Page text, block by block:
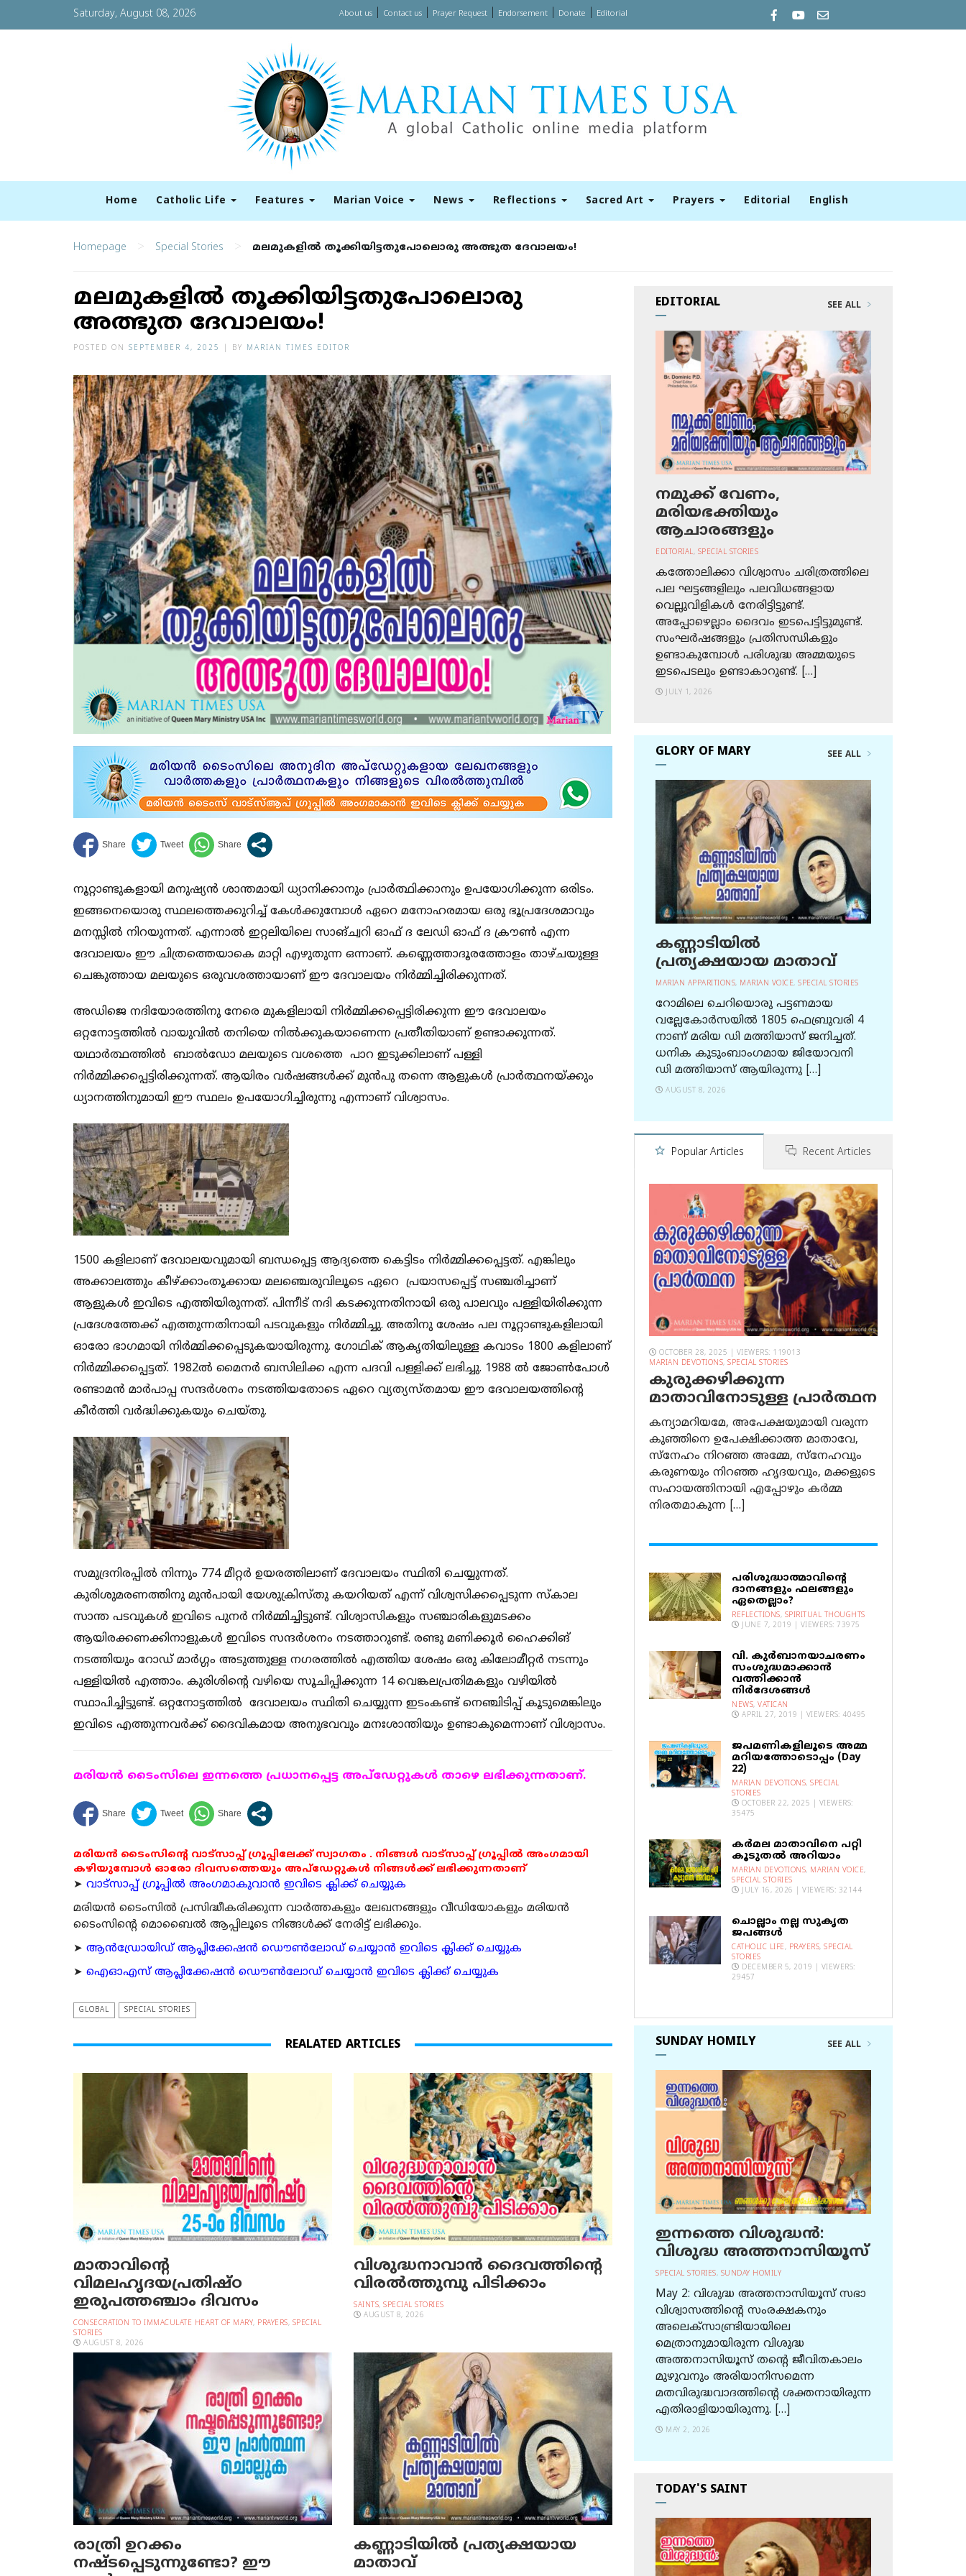
Saturday, August 08, 2026 About us| Contact us| Prayer Request| Endorsement| Donate Editorial
Home Catholic Life Features Marian Voice News Reflections Sacred Art Prayers Editorial English
Homepage > Special Stories > മലമുകളില്‍ തൂക്കിയിട്ടതുപോലൊരു അത്ഭുത ദേവാലയം!
മലമുകളില്‍ തൂക്കിയിട്ടതുപോലൊരു
അത്ഭുത ദേവാലയം!
POSTED ON SEPTEMBER 4, 2025 BY MARIAN TIMES EDITOR
നൂറ്റാണ്ടുകളായി മനുഷ്യൻ ശാന്തമായി ധ്യാനിക്കാനും പ്രാർത്ഥിക്കാനും ഉപയോഗിക്കുന്ന ഒരിടം.
ഇങ്ങനെയൊരു സ്ഥലത്തെക്കുറിച്ച് കേൾക്കുമ്പോൾ ഏറെ മനോഹരമായ ഒരു ഭൂപ്രദേശമാവും
മനസ്സിൽ നിറയുന്നത്. എന്നാൽ ഇറ്റലിയിലെ സാങ്ച്വറി ഓഫ് ദ ലേഡി ഓഫ് ദ ക്രൗൺ എന്ന
ദേവാലയം ഈ ചിത്രത്തെയാകെ മാറ്റി എഴുതുന്ന ഒന്നാണ്. കണ്ണെത്താദൂരത്തോളം താഴ്ചയുള്ള
ചെങ്കുത്തായ മലയുടെ ഒരുവശത്തായാണ് ഈ ദേവാലയം നിർമ്മിച്ചിരിക്കുന്നത്.
അഡിജെ നദിയോരത്തിനു നേരെ മുകളിലായി നിർമ്മിക്കപ്പെട്ടിരിക്കുന്ന ഈ ദേവാലയം
ഒറ്റനോട്ടത്തിൽ വായുവിൽ തനിയെ നിൽക്കുകയാണെന്ന പ്രതീതിയാണ് ഉണ്ടാക്കുന്നത്.
യഥാർത്ഥത്തിൽ ബാൽഡോ മലയുടെ വശത്തെ പാറ ഇടുക്കിലാണ് പള്ളി
നിർമ്മിക്കപ്പെട്ടിരിക്കുന്നത്. ആയിരം വർഷങ്ങൾക്ക് മുൻപു തന്നെ ആളുകൾ പ്രാർത്ഥനയ്ക്കും
ധ്യാനത്തിനുമായി ഈ സ്ഥലം ഉപയോഗിച്ചിരുന്നു എന്നാണ് വിശ്വാസം.
1500 കളിലാണ് ദേവാലയവുമായി ബന്ധപ്പെട്ട ആദ്യത്തെ കെട്ടിടം നിർമ്മിക്കപ്പെട്ടത്. എങ്കിലും
അക്കാലത്തും കീഴ്ക്കാംതൂക്കായ മലഞ്ചെരുവിലൂടെ ഏറെ പ്രയാസപ്പെട്ട് സഞ്ചരിച്ചാണ്
ആളുകൾ ഇവിടെ എത്തിയിരുന്നത്. പിന്നീട് നദി കടക്കുന്നതിനായി ഒരു പാലവും പള്ളിയിരിക്കുന്ന
പ്രദേശത്തേക്ക് എത്തുന്നതിനായി പടവുകളും നിർമ്മിച്ചു. അതിനു ശേഷം പല നൂറ്റാണ്ടുകളിലായി
ഓരോ ഭാഗമായി നിർമ്മിക്കപ്പെടുകയായിരുന്നു. ഗോഥിക് ആകൃതിയിലുള്ള കവാടം 1800 കളിലാണ്
നിർമ്മിക്കപ്പെട്ടത്. 1982ൽ മൈനർ ബസിലിക്ക എന്ന പദവി പള്ളിക്ക് ലഭിച്ചു. 1988 ൽ ജോൺപോൾ
രണ്ടാമൻ മാർപാപ്പ സന്ദർശനം നടത്തിയതോടെ ഏറെ വ്യത്യസ്തമായ ഈ ദേവാലയത്തിന്റെ
കീർത്തി വർദ്ധിക്കുകയും ചെയ്തു.
സമുദ്രനിരപ്പിൽ നിന്നും 774 മീറ്റർ ഉയരത്തിലാണ് ദേവാലയം സ്ഥിതി ചെയ്യുന്നത്.
കുരിശുമരണത്തിനു മുൻപായി യേശുക്രിസ്തു കയറിയത് എന്ന് വിശ്വസിക്കപ്പെടുന്ന സ്കാല
സാന്ത പടവുകൾ ഇവിടെ പുനർ നിർമ്മിച്ചിട്ടുണ്ട്. വിശ്വാസികളും സഞ്ചാരികളുമടക്കം
ആയിരക്കണക്കിനാളുകൾ ഇവിടെ സന്ദർശനം നടത്താറുണ്ട്. രണ്ടു മണിക്കൂർ ഹൈക്കിങ്
നടത്തിയും റോഡ് മാർഗ്ഗം അടുത്തുള്ള നഗരത്തിൽ എത്തിയ ശേഷം ഒരു കിലോമീറ്റർ നടന്നും
പള്ളിയിൽ എത്താം. കുരിശിന്റെ വഴിയെ സൂചിപ്പിക്കുന്ന 14 വെങ്കലപ്രതിമകളും വഴിയിൽ
സ്ഥാപിച്ചിട്ടുണ്ട്. ഒറ്റനോട്ടത്തിൽ ദേവാലയം സ്ഥിതി ചെയ്യുന്ന ഇടംകണ്ട് നെഞ്ചിടിപ്പ് കൂടുമെങ്കിലും
ഇവിടെ എത്തുന്നവർക്ക് ദൈവികമായ അനുഭവവും മനഃശാന്തിയും ഉണ്ടാകുമെന്നാണ് വിശ്വാസം.
മരിയന്‍ ടൈംസിലെ ഇന്നത്തെ പ്രധാനപ്പെട്ട അപ്ഡേറ്റുകള്‍ താഴെ ലഭിക്കുന്നതാണ്.
മരിയൻ ടൈംസിന്റെ വാട്സാപ്പ് ഗ്രൂപ്പിലേക്ക് സ്വാഗതം . നിങ്ങൾ വാട്സാപ്പ് ഗ്രൂപ്പിൽ അംഗമായി
കഴിയുമ്പോൾ ഓരോ ദിവസത്തെയും അപ്ഡേറ്റുകൾ നിങ്ങൾക്ക് ലഭിക്കുന്നതാണ്
➤ വാട്സാപ്പ് ഗ്രൂപ്പിൽ അംഗമാകുവാൻ ഇവിടെ ക്ലിക്ക് ചെയ്യുക
മരിയന്‍ ടൈംസില്‍ പ്രസിദ്ധീകരിക്കുന്ന വാര്‍ത്തകളും ലേഖനങ്ങളും വീഡിയോകളും മരിയന്‍
ടൈംസിന്റെ മൊബൈല്‍ ആപ്പിലൂടെ നിങ്ങള്‍ക്ക് നേരിട്ട് ലഭിക്കും.
➤ ആന്‍ഡ്രോയിഡ് ആപ്ലിക്കേഷന്‍ ഡൌണ്‍ലോഡ് ചെയ്യാന്‍ ഇവിടെ ക്ലിക്ക് ചെയ്യുക
➤ ഐഓഎസ് ആപ്ലിക്കേഷന്‍ ഡൌണ്‍ലോഡ് ചെയ്യാന്‍ ഇവിടെ ക്ലിക്ക് ചെയ്യുക
GLOBAL SPECIAL STORIES
REALATED ARTICLES
മാതാവിന്റെ
വിമലഹൃദയപ്രതിഷ്ഠ
ഇരുപത്തഞ്ചാം ദിവസം
CONSECRATION TO IMMACULATE HEART OF MARY, PRAYERS, SPECIAL
STORIES
AUGUST 8, 2026
വിശുദ്ധനാവാന്‍ ദൈവത്തിന്റെ
വിരല്‍ത്തുമ്പു പിടിക്കാം
SAINTS, SPECIAL STORIES
AUGUST 8, 2026
രാത്രി ഉറക്കം
നഷ്ടപ്പെടുന്നുണ്ടോ? ഈ
കണ്ണാടിയില്‍ പ്രത്യക്ഷയായ
മാതാവ്
EDITORIAL SEE ALL
നമുക്ക് വേണം,
മരിയഭക്തിയും
ആചാരങ്ങളും
EDITORIAL, SPECIAL STORIES
കത്തോലിക്കാ വിശ്വാസം ചരിത്രത്തിലെ
പല ഘട്ടങ്ങളിലും പലവിധങ്ങളായ
വെല്ലുവിളികള്‍ നേരിട്ടിട്ടുണ്ട്.
അപ്പോഴെല്ലാം ദൈവം ഇടപെട്ടിട്ടുമുണ്ട്.
സംഘര്‍ഷങ്ങളും പ്രതിസന്ധികളും
ഉണ്ടാകുമ്പോള്‍ പരിശുദ്ധ അമ്മയുടെ
ഇടപെടലും ഉണ്ടാകാറുണ്ട്. […]
JULY 1, 2026
GLORY OF MARY SEE ALL
കണ്ണാടിയില്‍
പ്രത്യക്ഷയായ മാതാവ്
MARIAN APPARITIONS, MARIAN VOICE, SPECIAL STORIES
റോമിലെ ചെറിയൊരു പട്ടണമായ
വല്ലേകോര്‍സയില്‍ 1805 ഫെബ്രുവരി 4
നാണ് മരിയ ഡി മത്തിയാസ് ജനിച്ചത്.
ധനിക കുടുംബാംഗമായ ജിയോവനി
ഡി മത്തിയാസ് ആയിരുന്നു […]
AUGUST 8, 2026
Popular Articles Recent Articles
OCTOBER 28, 2025 | VIEWERS: 119013
MARIAN DEVOTIONS, SPECIAL STORIES
കുരുക്കഴിക്കുന്ന
മാതാവിനോടുള്ള പ്രാര്‍ത്ഥന
കന്യാമറിയമേ, അപേക്ഷയുമായി വരുന്ന
കുഞ്ഞിനെ ഉപേക്ഷിക്കാത്ത മാതാവേ,
സ്നേഹം നിറഞ്ഞ അമ്മേ, സ്നേഹവും
കരുണയും നിറഞ്ഞ ഹൃദയവും, മക്കളുടെ
സഹായത്തിനായി എപ്പോഴും കർമ്മ
നിരതമാകുന്ന […]
പരിശുദ്ധാത്മാവിന്റെ
ദാനങ്ങളും ഫലങ്ങളും
ഏതെല്ലാം?
REFLECTIONS, SPIRITUAL THOUGHTS
JUNE 7, 2019 | VIEWERS: 73975
വി. കുര്‍ബാനയാചരണം
സംശുദ്ധമാക്കാന്‍
വത്തിക്കാന്‍
നിര്‍ദേശങ്ങള്‍
NEWS, VATICAN
APRIL 27, 2019 | VIEWERS: 40495
ജപമണികളിലൂടെ അമ്മ
മറിയത്തോടൊപ്പം (Day
22)
MARIAN DEVOTIONS, SPECIAL
STORIES
OCTOBER 22, 2025 | VIEWERS:
35475
കര്‍മല മാതാവിനെ പറ്റി
കൂടുതല്‍ അറിയാം
MARIAN DEVOTIONS, MARIAN VOICE,
SPECIAL STORIES
JULY 16, 2026 | VIEWERS: 32144
ചൊല്ലാം നല്ല സുകൃത
ജപങ്ങൾ
CATHOLIC LIFE, PRAYERS, SPECIAL
STORIES
DECEMBER 5, 2019 | VIEWERS:
29457
SUNDAY HOMILY SEE ALL
ഇന്നത്തെ വിശുദ്ധന്‍:
വിശുദ്ധ അത്തനാസിയൂസ്
SPECIAL STORIES, SUNDAY HOMILY
May 2: വിശുദ്ധ അത്തനാസിയൂസ് സഭാ
വിശ്വാസത്തിന്റെ സംരക്ഷകനും
അലെക്സാണ്ട്രിയായിലെ
മെത്രാനുമായിരുന്ന വിശുദ്ധ
അത്തനാസിയൂസ് തന്റെ ജീവിതകാലം
മുഴുവനും അരിയാനിസമെന്ന
മതവിരുദ്ധവാദത്തിന്റെ ശക്തനായിരുന്ന
എതിരാളിയായിരുന്നു. […]
MAY 2, 2026
TODAY'S SAINT